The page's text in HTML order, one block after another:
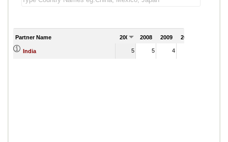
Partner Name 2007 2008 2009 2010
India 5 5 4